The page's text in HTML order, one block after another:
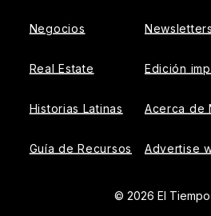
Negocios
Real Estate
Historias Latinas
Guía de Recursos
Newsletters
Edición
Acerca de
Advertise
© 2026 El Tiempo